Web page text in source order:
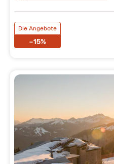
Die Angebote
-15%